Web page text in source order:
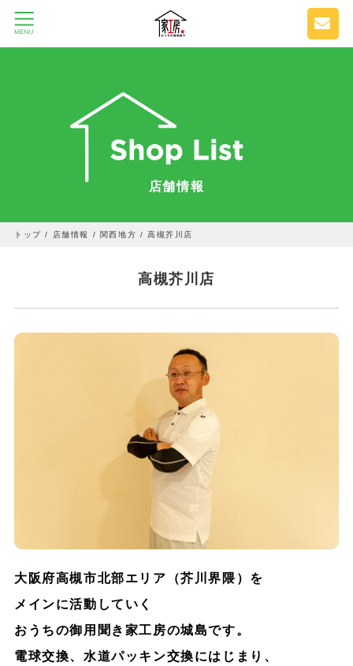
店舗情報
トップ / 店舗情報 / 関西地方 /高槻芥川店
高槻芥川店
大阪府高槻市北部エリア（芥川界隈）を
メインに活動していく
おうちの御用聞き家工房の城島です。
電球交換、水道パッキン交換にはじまり、